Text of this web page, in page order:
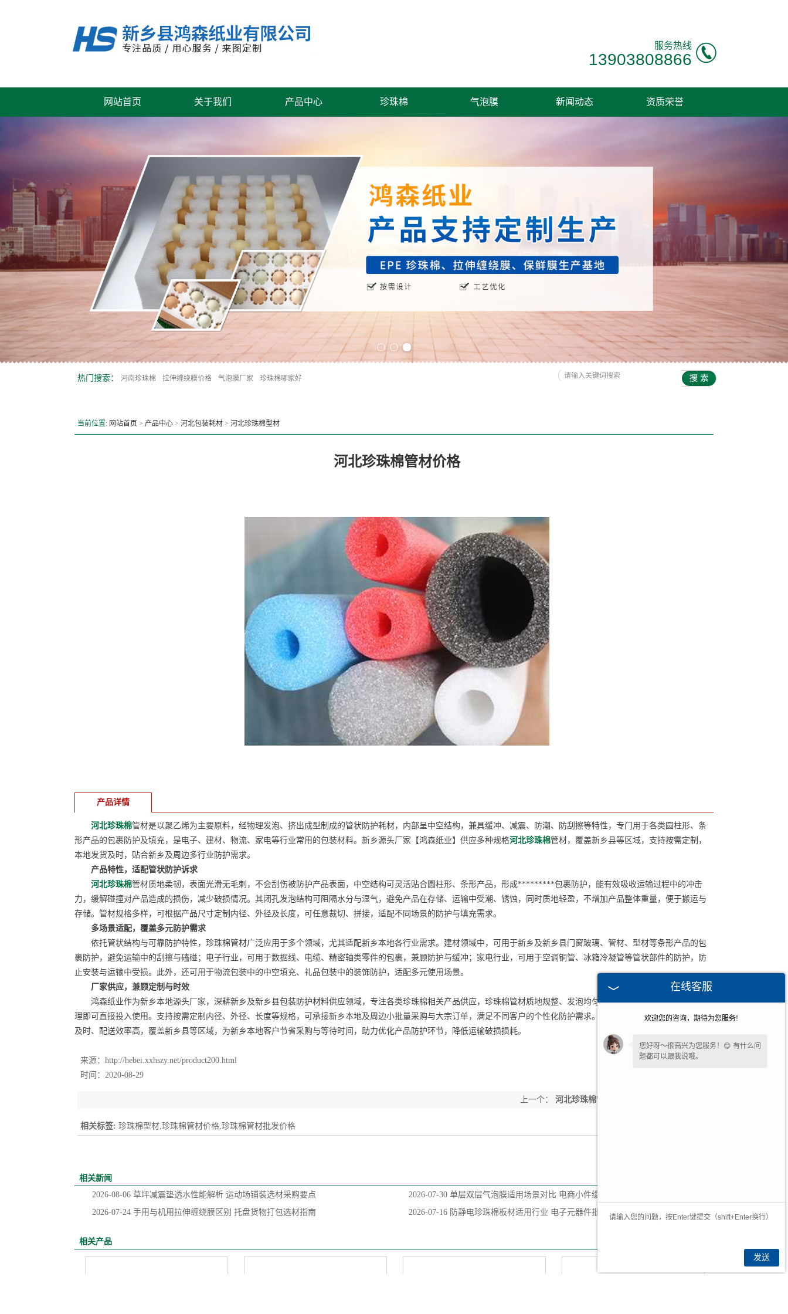
服务热线
13903808866
网站首页 关于我们 产品中心 珍珠棉 气泡膜 新闻动态 资质荣誉
热门搜索： 河南珍珠棉 拉伸缠绕膜价格 气泡膜厂家 珍珠棉哪家好
当前位置: 网站首页 > 产品中心 > 河北包装耗材 > 河北珍珠棉型材
河北珍珠棉管材价格
产品详情
河北珍珠棉管材是以聚乙烯为主要原料，经物理发泡、挤出成型制成的管状防护耗材，内部呈中空结构，兼具缓冲、减震、防潮、防刮擦等特性，专门用于各类圆柱形、条
形产品的包裹防护及填充，是电子、建材、物流、家电等行业常用的包装材料。新乡源头厂家【鸿森纸业】供应多种规格河北珍珠棉管材，覆盖新乡县等区域，支持按需定制，
本地发货及时，贴合新乡及周边多行业防护需求。
产品特性，适配管状防护诉求
河北珍珠棉管材质地柔韧，表面光滑无毛刺，不会刮伤被防护产品表面，中空结构可灵活贴合圆柱形、条形产品，形成*********包裹防护，能有效吸收运输过程中的冲击
力，缓解碰撞对产品造成的损伤，减少破损情况。其闭孔发泡结构可阻隔水分与湿气，避免产品在存储、运输中受潮、锈蚀，同时质地轻盈，不增加产品整体重量，便于搬运与
存储。管材规格多样，可根据产品尺寸定制内径、外径及长度，可任意裁切、拼接，适配不同场景的防护与填充需求。
多场景适配，覆盖多元防护需求
依托管状结构与可靠防护特性，珍珠棉管材广泛应用于多个领域，尤其适配新乡本地各行业需求。建材领域中，可用于新乡及新乡县门窗玻璃、管材、型材等条形产品的包
裹防护，避免运输中的刮擦与磕碰；电子行业，可用于数据线、电缆、精密轴类零件的包裹，兼顾防护与缓冲；家电行业，可用于空调铜管、冰箱冷凝管等管状部件的防护，防
止安装与运输中受损。此外，还可用于物流包装中的中空填充、礼品包装中的装饰防护，适配多元使用场景。
厂家供应，兼顾定制与时效
鸿森纸业作为新乡本地源头厂家，深耕新乡及新乡县包装防护材料供应领域，专注各类珍珠棉相关产品供应，珍珠棉管材质地规整、发泡均匀，防护性能稳定，无需额外处
理即可直接投入使用。支持按需定制内径、外径、长度等规格，可承接新乡本地及周边小批量采购与大宗订单，满足不同客户的个性化防护需求。依托新乡本地仓储优势，发货
及时、配送效率高，覆盖新乡县等区域，为新乡本地客户节省采购与等待时间，助力优化产品防护环节，降低运输破损损耗。
来源： http://hebei.xxhszy.net/product200.html
时间：2020-08-29
上一个： 河北珍珠棉管材厂家
相关标签: 珍珠棉型材,珍珠棉管材价格,珍珠棉管材批发价格
相关新闻
2026-08-06 草坪减震垫透水性能解析 运动场铺装选材采购要点 2026-07-30 单层双层气泡膜适用场景对比 电商小件缓冲采购
2026-07-24 手用与机用拉伸缠绕膜区别 托盘货物打包选材指南 2026-07-16 防静电珍珠棉板材适用行业 电子元器件批量采购要点
相关产品
在线客服
欢迎您的咨询，期待为您服务!
您好呀～很高兴为您服务！😊 有什么问
题都可以跟我说哦。
发送